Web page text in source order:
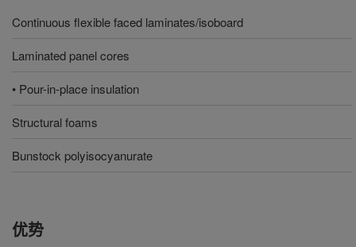
Continuous flexible faced laminates/isoboard
Laminated panel cores
• Pour-in-place insulation
Structural foams
Bunstock polyisocyanurate
优势